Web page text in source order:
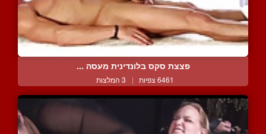
פצצת סקס בלונדינית מעסה ...
6461 צפיות | 3 המלצות